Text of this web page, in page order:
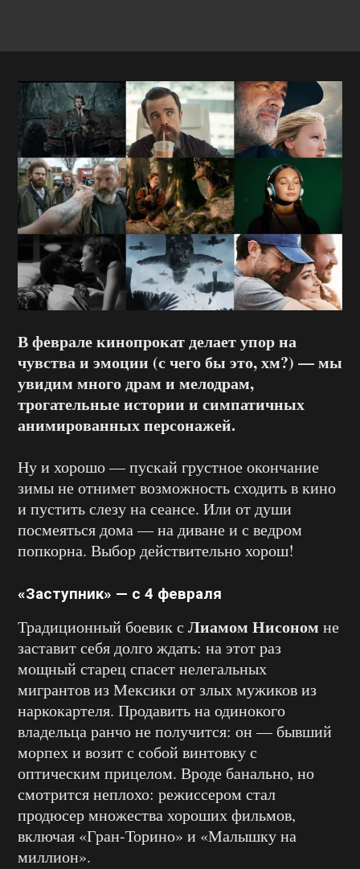
В феврале кинопрокат делает упор на
чувства и эмоции (с чего бы это, хм?) — мы
увидим много драм и мелодрам,
трогательные истории и симпатичных
анимированных персонажей.
Ну и хорошо — пускай грустное окончание
зимы не отнимет возможность сходить в кино
и пустить слезу на сеансе. Или от души
посмеяться дома — на диване и с ведром
попкорна. Выбор действительно хорош!
«Заступник» — с 4 февраля
Традиционный боевик с Лиамом Нисоном не
заставит себя долго ждать: на этот раз
мощный старец спасет нелегальных
мигрантов из Мексики от злых мужиков из
наркокартеля. Продавить на одинокого
владельца ранчо не получится: он — бывший
морпех и возит с собой винтовку с
оптическим прицелом. Вроде банально, но
смотрится неплохо: режиссером стал
продюсер множества хороших фильмов,
включая «Гран-Торино» и «Малышку на
миллион».